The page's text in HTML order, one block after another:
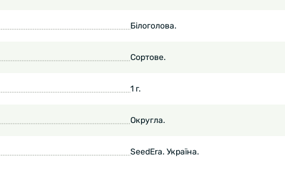
Білоголова.
Сортове.
1 г.
Округла.
SeedEra. Україна.